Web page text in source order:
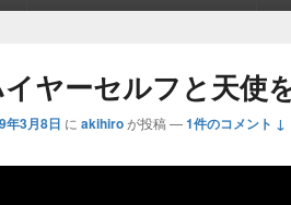
ヤーセルフと天使
年3月8日 に akihiroが投稿 —1件のコメント ↓